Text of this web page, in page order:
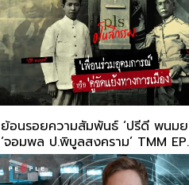
ย้อนรอยความสัมพันธ์ ‘ปรีดี พนม
‘จอมพล ป.พิบูลสงคราม’ TMM